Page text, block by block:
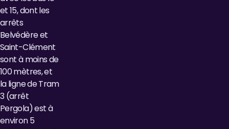
et 15, dont les
arrêts
Belvédère et
Saint-Clément
sont à moins de
100 mètres, et
la ligne de Tram
3 (arrêt
Pergola) est à
environ 5